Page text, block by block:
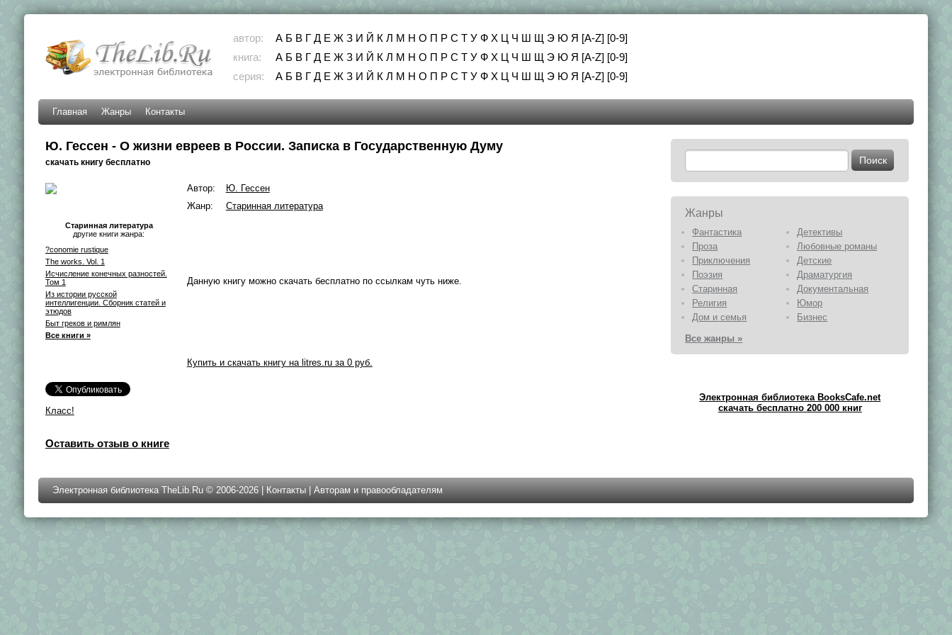
автор: А Б В Г Д Е Ж З И Й К Л М Н О П Р С Т У Ф Х Ц Ч Ш Щ Э Ю Я [A-Z] [0-9]
книга:
А Б В Г Д Е Ж З И Й К Л М Н О П Р С Т У Ф Х Ц Ч Ш Щ Э Ю Я [A-Z] [0-9]
серия:
А Б В Г Д Е Ж З И Й К Л М Н О П Р С Т У Ф Х Ц Ч Ш Щ Э Ю Я [A-Z] [0-9]
Главная Жанры Контакты
Ю. Гессен - О жизни евреев в России. Записка в Государственную Думу
скачать книгу бесплатно
Старинная литература
другие книги жанра:
?conomie rustique
The works. Vol. 1
Исчисление конечных разностей.
Том 1
Из истории русской
интеллигенции. Сборник статей и
этюдов
Быт греков и римлян
Все книги »
Класс!
Автор:
Ю. Гессен
Жанр:
Старинная литература
Данную книгу можно скачать бесплатно по ссылкам чуть ниже.
Купить и скачать книгу на litres.ru за 0 руб.
Оставить отзыв о книге
Жанры
Фантастика
Детективы
Проза
Любовные романы
Приключения
Детские
Поэзия
Драматургия
Старинная
Документальная
Религия
Юмор
Дом и семья
Бизнес
Все жанры »
Электронная библиотека BooksCafe.net
скачать бесплатно 200 000 книг
Электронная библиотека TheLib.Ru © 2006-2026 | Контакты| Авторам и правообладателям